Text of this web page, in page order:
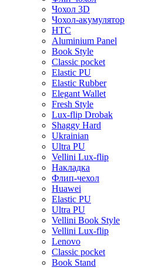
Чохол 3D
Чохол-акумулятор
HTC
Aluminium Panel
Book Style
Classic pocket
Elastic PU
Elastic Rubber
Elegant Wallet
Fresh Style
Lux-flip Drobak
Shaggy Hard
Ukrainian
Ultra PU
Vellini Lux-flip
Накладка
Флип-чехол
Huawei
Elastic PU
Ultra PU
Vellini Book Style
Vellini Lux-flip
Lenovo
Classic pocket
Book Stand